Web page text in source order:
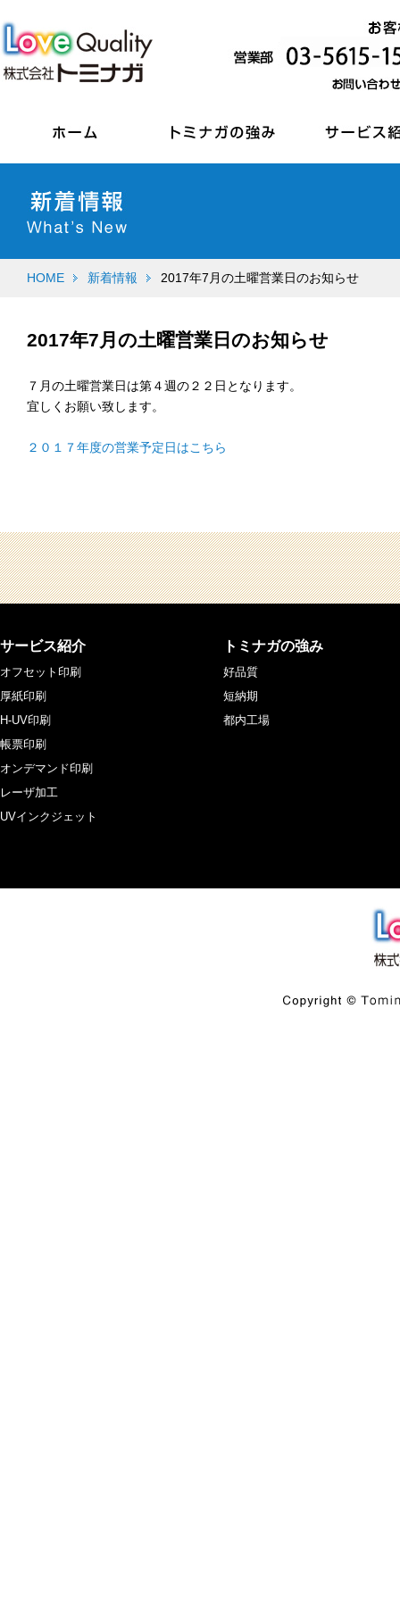
HOME 新着情報 2017年7月の土曜営業日のお知らせ
2017年7月の土曜営業日のお知らせ
７月の土曜営業日は第４週の２２日となります。
宜しくお願い致します。
２０１７年度の営業予定日はこちら
サービス紹介
オフセット印刷
厚紙印刷
H-UV印刷
帳票印刷
オンデマンド印刷
レーザ加工
UVインクジェット
トミナガの強み
好品質
短納期
都内工場